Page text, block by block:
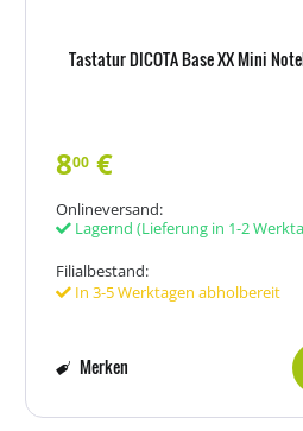
Tastatur DICOTA Base XX Mini
800 €
Onlineversand:
Lagernd (Lieferung in 1-2
Filialbestand:
In 3-5 Werktagen abholbereit
Merken